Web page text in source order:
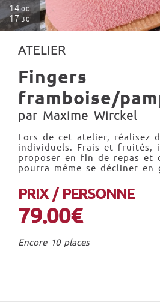
14 00
1730
ATELIER
Fingers
framboise/
par Maxime Wirckel
Lors de cet atelier, réalisez
individuels. Frais et fruités,
proposer en fin de repas et
pourra même se décliner en
PRIX / PERSONNE
79.00€
Encore 10 places